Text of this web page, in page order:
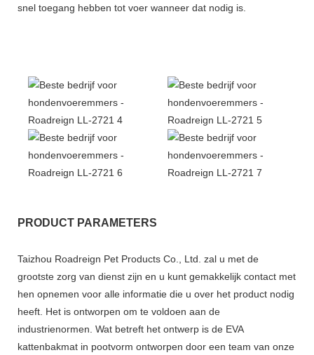
snel toegang hebben tot voer wanneer dat nodig is.
PRODUCT PARAMETERS
Taizhou Roadreign Pet Products Co., Ltd. zal u met de
grootste zorg van dienst zijn en u kunt gemakkelijk contact met
hen opnemen voor alle informatie die u over het product nodig
heeft. Het is ontworpen om te voldoen aan de
industrienormen. Wat betreft het ontwerp is de EVA
kattenbakmat in pootvorm ontworpen door een team van onze